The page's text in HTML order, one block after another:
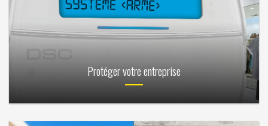
Protéger votre entreprise